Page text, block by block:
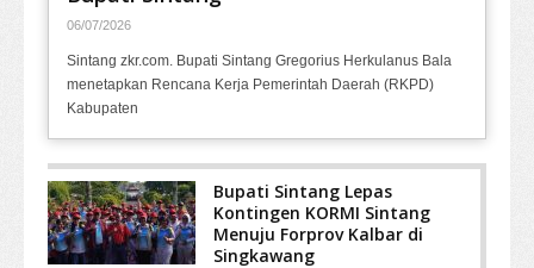
06/07/2026
Sintang zkr.com. Bupati Sintang Gregorius Herkulanus Bala
menetapkan Rencana Kerja Pemerintah Daerah (RKPD)
Kabupaten
Bupati Sintang Lepas
Kontingen KORMI Sintang
Menuju Forprov Kalbar di
Singkawang